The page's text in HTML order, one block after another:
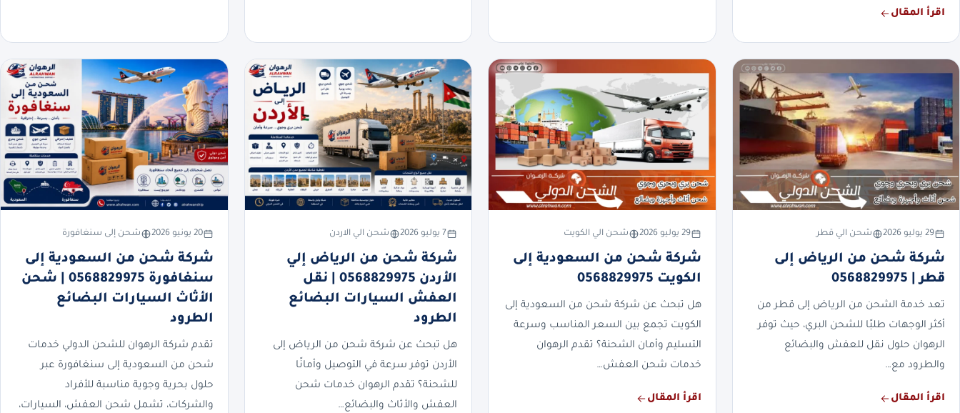
اقرأ المقال
29 يوليو 2026 شحن الي قطر
شركة شحن من الرياض إلى
قطر | 0568829975
تعد خدمة الشحن من الرياض إلى قطر من
أكثر الوجهات طلبًا للشحن البري، حيث توفر
الرهوان حلول نقل للعفش والبضائع
والطرود مع…
اقرأ المقال
29 يوليو 2026 شحن الي الكويت
شركة شحن من السعودية إلى
الكويت 0568829975
هل تبحث عن شركة شحن من السعودية إلى
الكويت تجمع بين السعر المناسب وسرعة
التسليم وأمان الشحنة؟ تقدم الرهوان
خدمات شحن العفش…
اقرأ المقال
7 يوليو 2026 شحن الي الاردن
شركة شحن من الرياض إلي
الأردن 0568829975 | نقل
العفش السيارات البضائع
الطرود
هل تبحث عن شركة شحن من الرياض إلى
الأردن توفر سرعة في التوصيل وأمانًا
للشحنة؟ تقدم الرهوان خدمات شحن
العفش والأثاث والبضائع…
20 يونيو 2026 شحن إلى سنغافورة
شركة شحن من السعودية إلى
سنغافورة 0568829975 | شحن
الأثاث السيارات البضائع
الطرود
تقدم شركة الرهوان للشحن الدولي خدمات
شحن من السعودية إلى سنغافورة عبر
حلول بحرية وجوية مناسبة للأفراد
والشركات، تشمل شحن العفش، السيارات،